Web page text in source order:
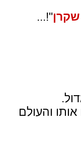
שקרן"!...
והעולם